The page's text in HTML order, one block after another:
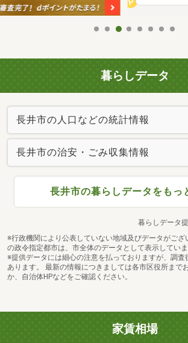
暮らしデータ
長井市の人口などの統計情報
長井市の治安・ごみ収集情報
長井市の暮らしデータをもっ
暮らしデータ
※行政機関により公表していない地域及びデータがご
の政令指定都市は、市全体のデータとして表示していま
※提供データには細心の注意を払っておりますが、調査
あります。 最新の情報につきましては各市区役所まで
か、自治体HPなどをご確認ください。
家賃相場